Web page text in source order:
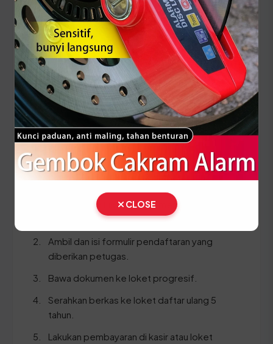
Setiap lima tahun, pemilik kendaraan wajib
melakukan pergantian pelat nomor dan cek fisik
kendaraan. Siapkan dokumen tambahan ini:
STNK asli
KTP asli
SKPD asli
Ikuti panduan langkah demi langkah berikut:
Lakukan Cek Fisik dengan membawa
kendaraan langsung ke area yang disediakan.
Ambil dan isi formulir pendaftaran yang
diberikan petugas.
Bawa dokumen ke loket progresif.
Serahkan berkas ke loket daftar ulang 5
tahun.
Lakukan pembayaran di kasir atau loket
CLOSE